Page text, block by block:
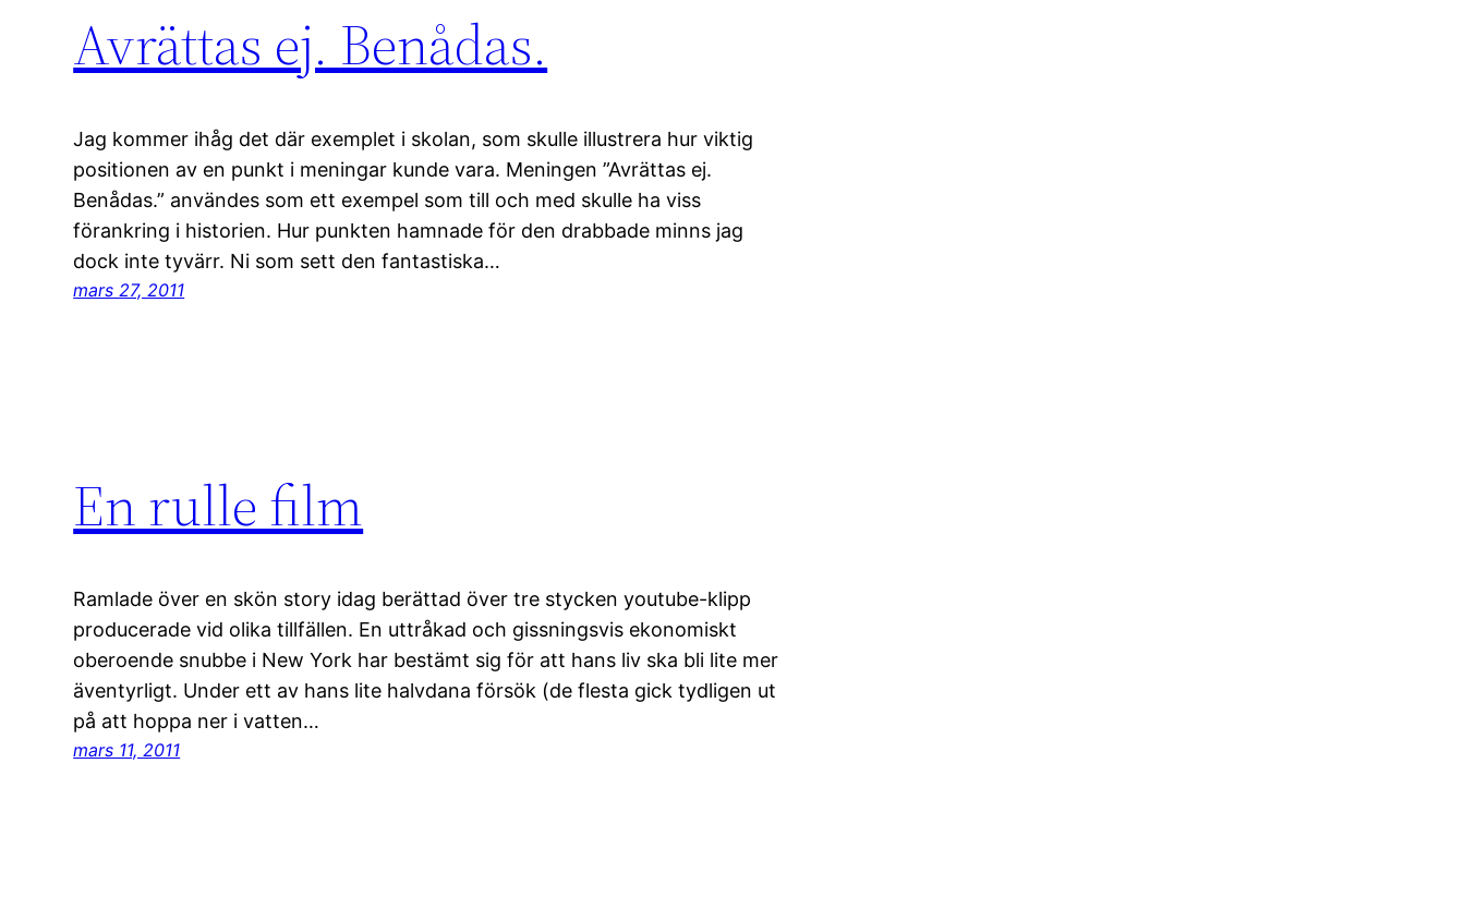
Avrättas ej. Benådas.
Jag kommer ihåg det där exemplet i skolan, som skulle illustrera hur viktig
positionen av en punkt i meningar kunde vara. Meningen ”Avrättas ej.
Benådas.” användes som ett exempel som till och med skulle ha viss
förankring i historien. Hur punkten hamnade för den drabbade minns jag
dock inte tyvärr. Ni som sett den fantastiska…
mars 27, 2011
En rulle film
Ramlade över en skön story idag berättad över tre stycken youtube-klipp
producerade vid olika tillfällen. En uttråkad och gissningsvis ekonomiskt
oberoende snubbe i New York har bestämt sig för att hans liv ska bli lite mer
äventyrligt. Under ett av hans lite halvdana försök (de flesta gick tydligen ut
på att hoppa ner i vatten…
mars 11, 2011